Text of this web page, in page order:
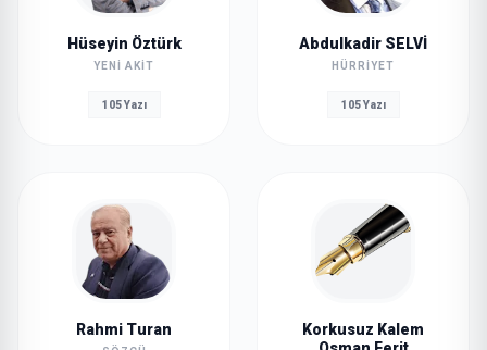
Hüseyin Öztürk
YENI AKIT
105 Yazı
Abdulkadir SELVİ
HÜRRIYET
105 Yazı
Rahmi Turan
Korkusuz Kalem